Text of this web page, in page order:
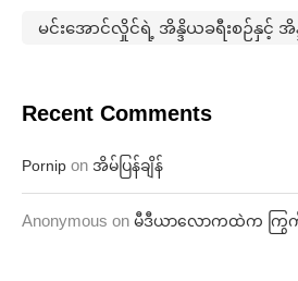
Recent Comments
Pornip on အိမ်ပြန်ချိန်
Anonymous on မီဒီယာလောကထဲက ကြွက်ခ